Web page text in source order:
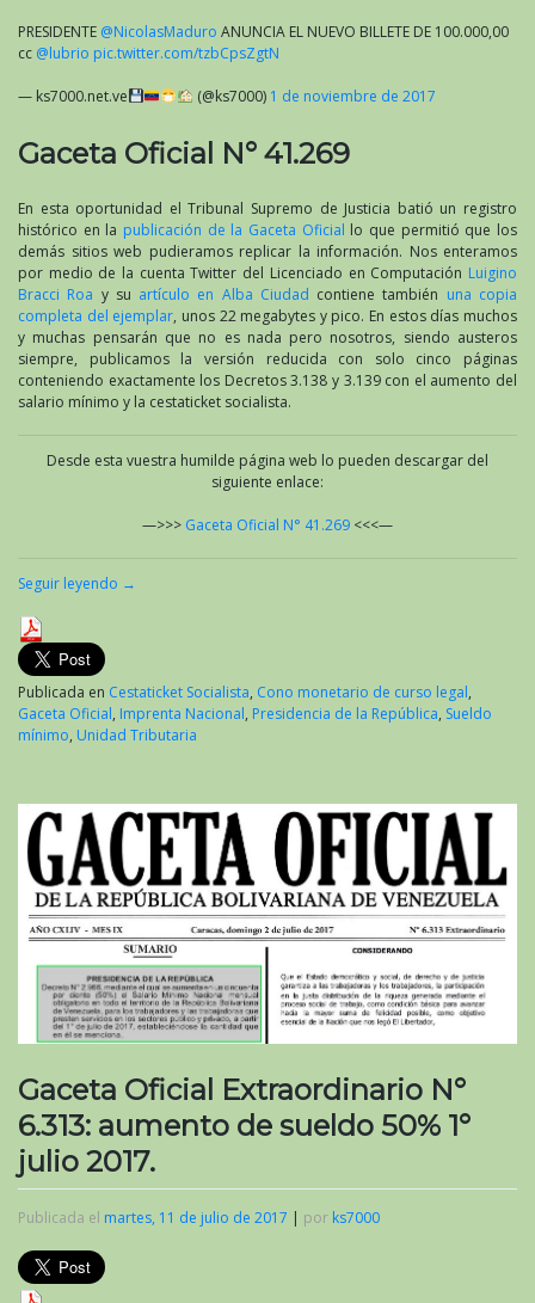
PRESIDENTE @NicolasMaduro ANUNCIA EL NUEVO BILLETE DE 100.000,00
cc @lubrio pic.twitter.com/tzbCpsZgtN
— ks7000.net.ve (@ks7000) 1 de noviembre de 2017
Gaceta Oficial N° 41.269
En esta oportunidad el Tribunal Supremo de Justicia batió un registro
histórico en la publicación de la Gaceta Oficial lo que permitió que los
demás sitios web pudieramos replicar la información. Nos enteramos
por medio de la cuenta Twitter del Licenciado en Computación Luigino
Bracci Roa y su artículo en Alba Ciudad contiene también una copia
completa del ejemplar, unos 22 megabytes y pico. En estos días muchos
y muchas pensarán que no es nada pero nosotros, siendo austeros
siempre, publicamos la versión reducida con solo cinco páginas
conteniendo exactamente los Decretos 3.138 y 3.139 con el aumento del
salario mínimo y la cestaticket socialista.
Desde esta vuestra humilde página web lo pueden descargar del
siguiente enlace:
—>>> Gaceta Oficial N° 41.269 <<<—
Seguir leyendo →
Publicada en Cestaticket Socialista, Cono monetario de curso legal,
Gaceta Oficial, Imprenta Nacional, Presidencia de la República, Sueldo
mínimo, Unidad Tributaria
Gaceta Oficial Extraordinario N°
6.313: aumento de sueldo 50% 1°
julio 2017.
Publicada el martes, 11 de julio de 2017 | por ks7000